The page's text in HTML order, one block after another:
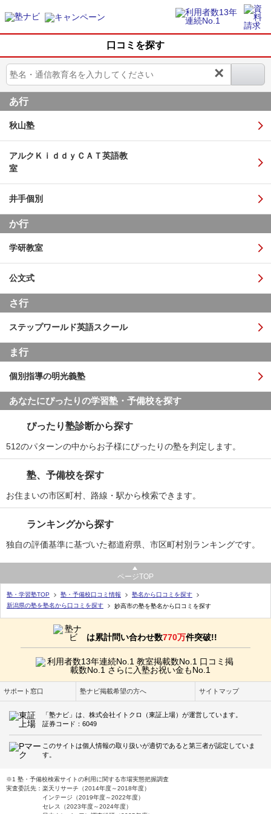
口コミを探す
×
あ行
秋山塾
アルクＫｉｄｄｙＣＡＴ英語教
室
井手個別
か行
学研教室
公文式
さ行
ステップワールド英語スクール
ま行
個別指導の明光義塾
あなたにぴったりの学習塾・予備校を探す
ぴったり塾診断から探す
512のパターンの中からお子様にぴったりの塾を判定します。
塾、予備校を探す
お住まいの市区町村、路線・駅から検索できます。
ランキングから探す
独自の評価基準に基づいた都道府県、市区町村別ランキングです。
ページTOP
塾・学習塾TOP 塾・予備校口コミ情報
塾名から口コミを探す
新潟県の塾を塾名から口コミを探す
妙高市の塾を塾名から口コミを探す
は累計問い合わせ数770万件突破!!
サポート窓口 塾ナビ掲載希望の方へ サイトマップ
「塾ナビ」は、株式会社イトクロ（東証上場）が運営しています。
証券コード：6049
このサイトは個人情報の取り扱いが適切であると第三者が認定していま
す。
※1 塾・予備校検索サイトの利用に関する市場実態把握調査
実査委託先：楽天リサーチ（2014年度～2018年度）
インテージ（2019年度～2022年度）
セレス（2023年度～2024年度）